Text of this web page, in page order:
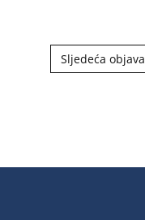
Sljedeća objava